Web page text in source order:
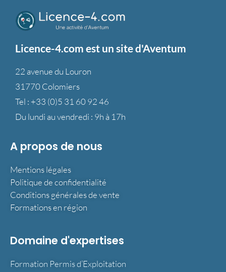
Licence-4.com est un site d'Aventum
22 avenue du Louron
31770 Colomiers
Tel : +33 (0)5 31 60 92 46
Du lundi au vendredi : 9h à 17h
A propos de nous
Mentions légales
Politique de confidentialité
Conditions générales de vente
Formations en région
Domaine d'expertises
Formation Permis d’Exploitation